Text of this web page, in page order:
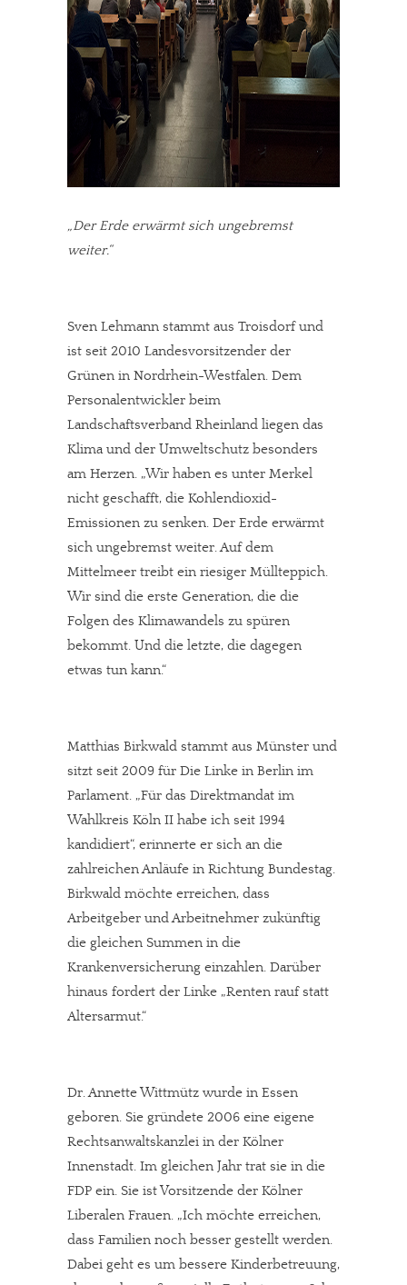
„Der Erde erwärmt sich ungebremst
weiter.“
Sven Lehmann stammt aus Troisdorf und
ist seit 2010 Landesvorsitzender der
Grünen in Nordrhein-Westfalen. Dem
Personalentwickler beim
Landschaftsverband Rheinland liegen das
Klima und der Umweltschutz besonders
am Herzen. „Wir haben es unter Merkel
nicht geschafft, die Kohlendioxid-
Emissionen zu senken. Der Erde erwärmt
sich ungebremst weiter. Auf dem
Mittelmeer treibt ein riesiger Müllteppich.
Wir sind die erste Generation, die die
Folgen des Klimawandels zu spüren
bekommt. Und die letzte, die dagegen
etwas tun kann.“
Matthias Birkwald stammt aus Münster und
sitzt seit 2009 für Die Linke in Berlin im
Parlament. „Für das Direktmandat im
Wahlkreis Köln II habe ich seit 1994
kandidiert“, erinnerte er sich an die
zahlreichen Anläufe in Richtung Bundestag.
Birkwald möchte erreichen, dass
Arbeitgeber und Arbeitnehmer zukünftig
die gleichen Summen in die
Krankenversicherung einzahlen. Darüber
hinaus fordert der Linke „Renten rauf statt
Altersarmut.“
Dr. Annette Wittmütz wurde in Essen
geboren. Sie gründete 2006 eine eigene
Rechtsanwaltskanzlei in der Kölner
Innenstadt. Im gleichen Jahr trat sie in die
FDP ein. Sie ist Vorsitzende der Kölner
Liberalen Frauen. „Ich möchte erreichen,
dass Familien noch besser gestellt werden.
Dabei geht es um bessere Kinderbetreuung,